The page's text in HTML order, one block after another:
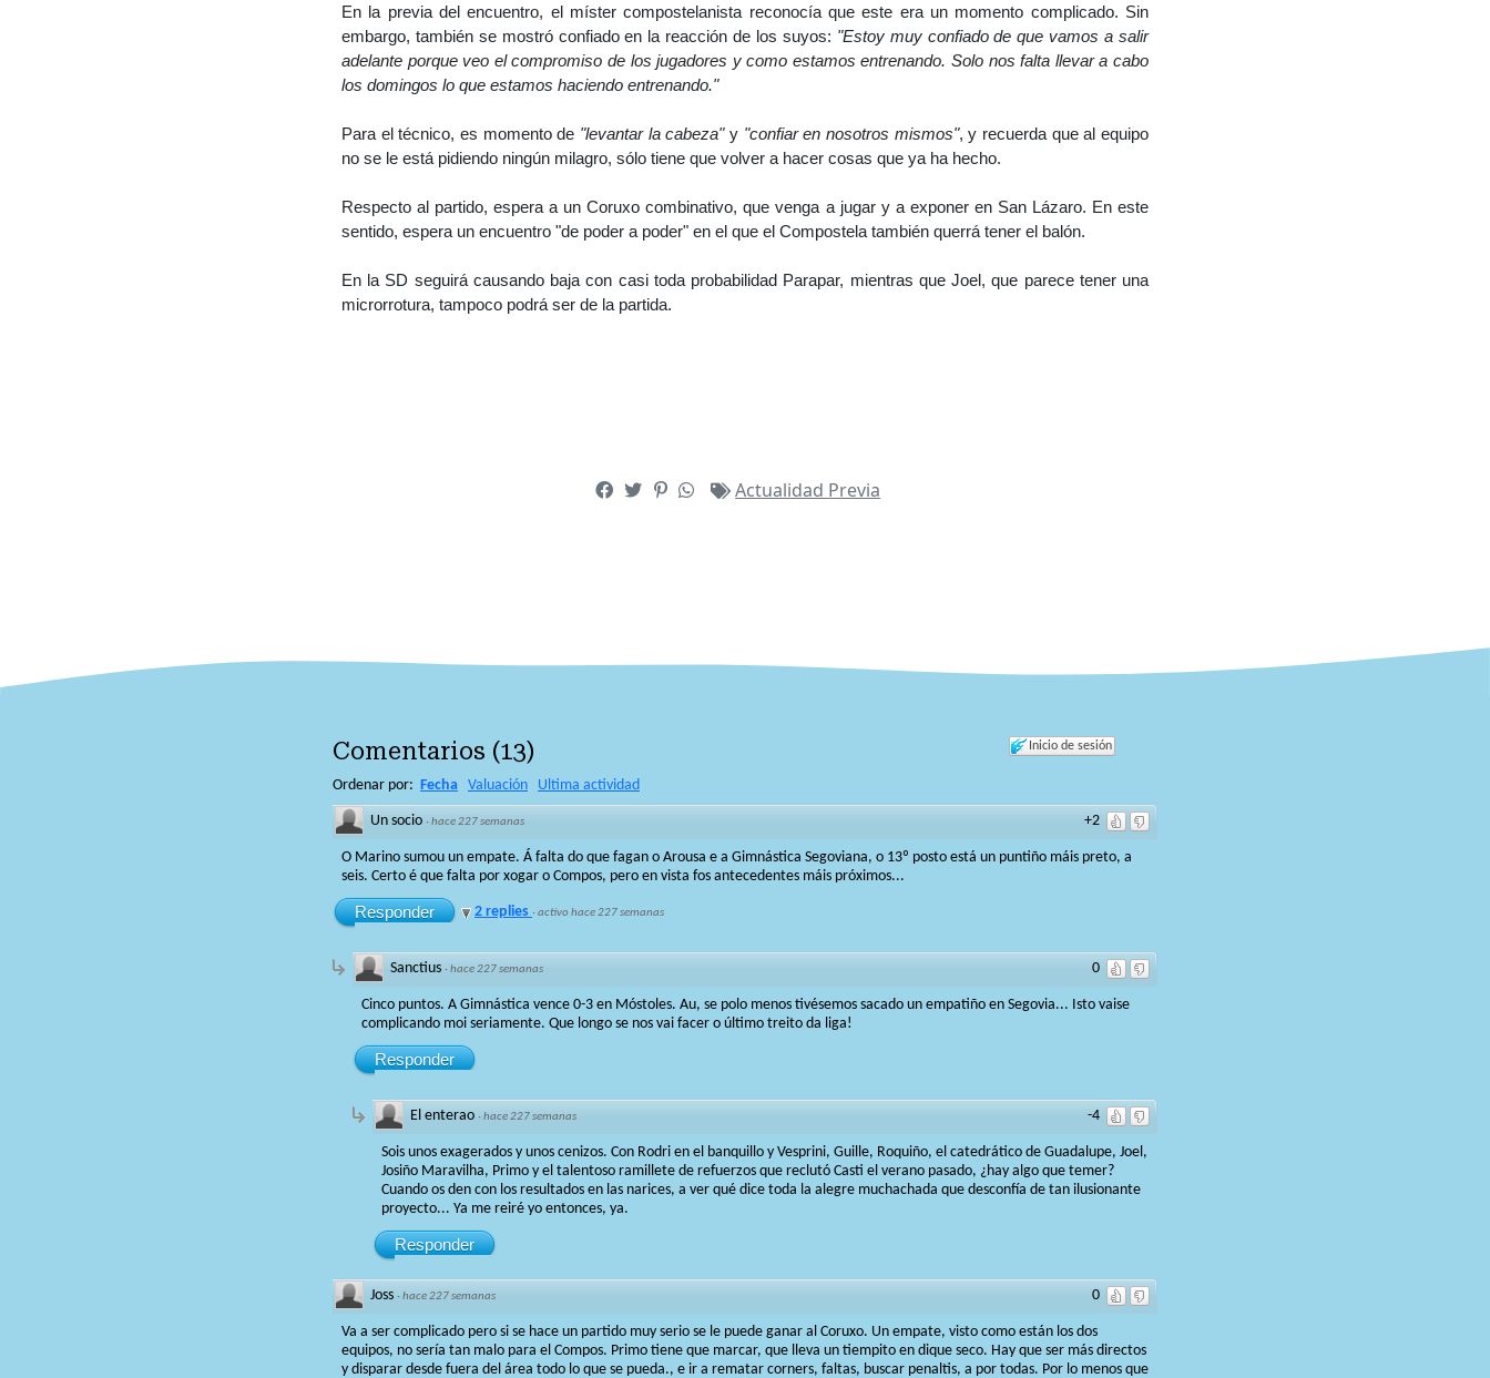
En la previa del encuentro, el míster compostelanista reconocía que este era un momento complicado. Sin
embargo, también se mostró confiado en la reacción de los suyos: "Estoy muy confiado de que vamos a salir
adelante porque veo el compromiso de los jugadores y como estamos entrenando. Solo nos falta llevar a cabo
los domingos lo que estamos haciendo entrenando."
Para el técnico, es momento de "levantar la cabeza"y "confiar en nosotros mismos", y recuerda que al equipo
no se le está pidiendo ningún milagro, sólo tiene que volver a hacer cosas que ya ha hecho.
Respecto al partido, espera a un Coruxo combinativo, que venga a jugar y a exponer en San Lázaro. En este
sentido, espera un encuentro "de poder a poder" en el que el Compostela también querrá tener el balón.
En la SD seguirá causando baja con casi toda probabilidad Parapar, mientras que Joel, que parece tener una
microrrotura, tampoco podrá ser de la partida.
Actualidad Previa
Inicio de sesión
Comentarios (13)
Ordenar por: Fecha Valuación Ultima actividad
+2
Un socio ·hace 227 semanas
O Marino sumou un empate. Á falta do que fagan o Arousa e a Gimnástica Segoviana, o 13º posto está un puntiño máis preto, a
seis. Certo é que falta por xogar o Compos, pero en vista fos antecedentes máis próximos...
Responder 2 replies ·activo hace 227 semanas
0
Sanctius ·hace 227 semanas
Cinco puntos. A Gimnástica vence 0-3 en Móstoles. Au, se polo menos tivésemos sacado un empatiño en Segovia... Isto vaise
complicando moi seriamente. Que longo se nos vai facer o último treito da liga!
Responder
-4
El enterao ·hace 227 semanas
Sois unos exagerados y unos cenizos. Con Rodri en el banquillo y Vesprini, Guille, Roquiño, el catedrático de Guadalupe, Joel,
Josiño Maravilha, Primo y el talentoso ramillete de refuerzos que reclutó Casti el verano pasado, ¿hay algo que temer?
Cuando os den con los resultados en las narices, a ver qué dice toda la alegre muchachada que desconfía de tan ilusionante
proyecto... Ya me reiré yo entonces, ya.
Responder
0
Joss ·hace 227 semanas
Va a ser complicado pero si se hace un partido muy serio se le puede ganar al Coruxo. Un empate, visto como están los dos
equipos, no sería tan malo para el Compos. Primo tiene que marcar, que lleva un tiempito en dique seco. Hay que ser más directos
y disparar desde fuera del área todo lo que se pueda., e ir a rematar corners, faltas, buscar penaltis, a por todas. Por lo menos que